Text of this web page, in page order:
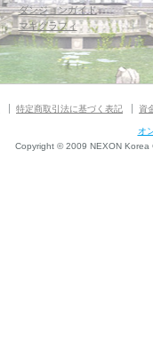
ダンジョンガイド
マギグラフィ
特定商取引法に基づく表記 資
オ
Copyright © 2009 NEXON Korea